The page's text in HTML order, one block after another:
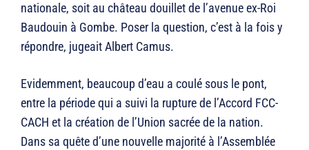
nationale, soit au château douillet de l’avenue ex-Roi
Baudouin à Gombe. Poser la question, c’est à la fois y
répondre, jugeait Albert Camus.
Evidemment, beaucoup d’eau a coulé sous le pont,
entre la période qui a suivi la rupture de l’Accord FCC-
CACH et la création de l’Union sacrée de la nation.
Dans sa quête d’une nouvelle majorité à l’Assemblée